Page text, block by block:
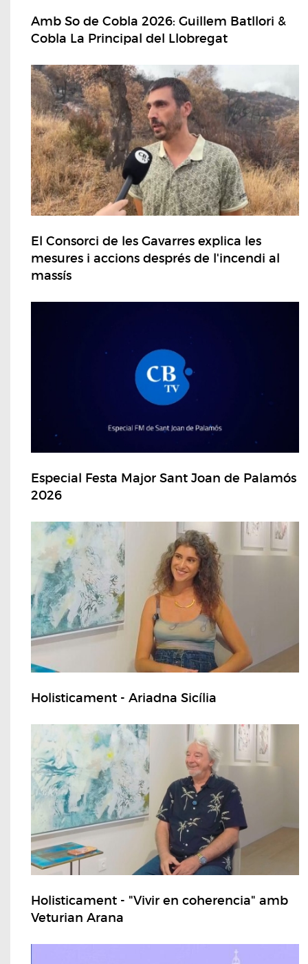
Amb So de Cobla 2026: Guillem Batllori &
Cobla La Principal del Llobregat
El Consorci de les Gavarres explica les
mesures i accions després de l'incendi al
massís
Especial Festa Major Sant Joan de Palamós
2026
Holisticament - Ariadna Sicília
Holisticament - "Vivir en coherencia" amb
Veturian Arana